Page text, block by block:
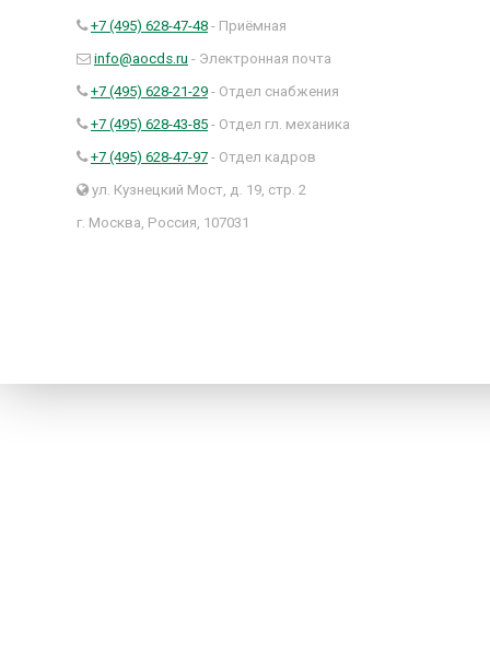
+7 (495) 628-47-48 - Приёмная
info@aocds.ru - Электронная почта
+7 (495) 628-21-29 - Отдел снабжения
+7 (495) 628-43-85 - Отдел гл. механика
+7 (495) 628-47-97 - Отдел кадров
ул. Кузнецкий Мост, д. 19, стр. 2
г. Москва, Россия, 107031